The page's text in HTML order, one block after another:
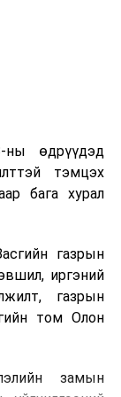
БНСУ,
зэрэг улсын
олон улсын
сэтгүүл
буюу БНСУ-
жилийн ойгоо
мэдээллийн
өдрүүдэд
тэмцэх
бага хурал
газрын
иргэний
газрын
том Олон
замын